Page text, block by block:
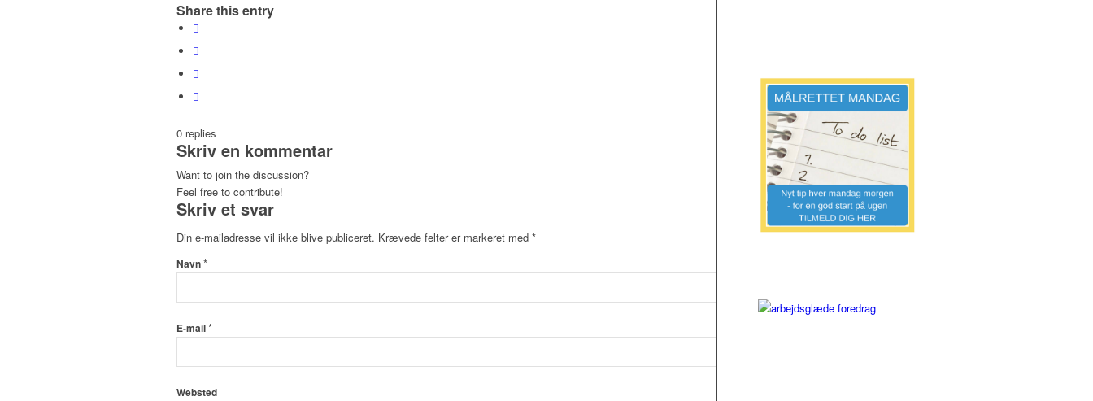
Share this entry
0 replies
Skriv en kommentar
Want to join the discussion?
Feel free to contribute!
Skriv et svar
Din e-mailadresse vil ikke blive publiceret. Krævede felter er markeret med *
Navn*
E-mail*
Websted